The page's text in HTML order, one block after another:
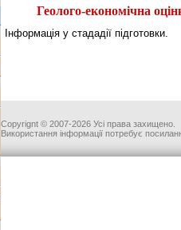
Геолого-економічна
Інформація у стададії підготовки.
Copyrignt © 2007-2026 Усі права захищено.
Використання інформації потребує